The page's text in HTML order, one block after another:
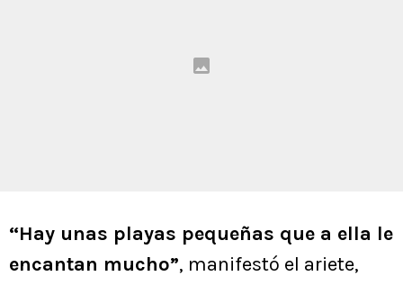
“Hay unas playas pequeñas que a ella le
encantan mucho”, manifestó el ariete,